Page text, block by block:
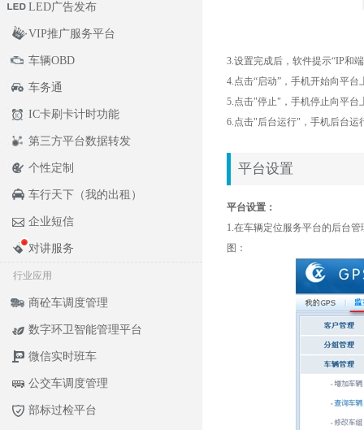
LED广告发布
VIP推广服务平台
车辆OBD
车务通
IC卡刷卡计时功能
第三方平台数据转发
个性定制
车行天下（我的出租）
企业短信
对讲服务
行业应用
商砼车调度管理
数字环卫智能管理平台
微信实时班车
公交车调度管理
部标过检平台
3.设置完成后，软件提示“IP和
4.点击“启动”，手机开始向平台
5.点击"停止"，手机停止向平台
6.点击"后台运行"，手机后台运
平台设置
平台设置：
1.在车辆定位服务平台的后台
图：